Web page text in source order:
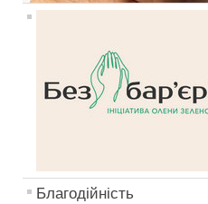
Благодійність